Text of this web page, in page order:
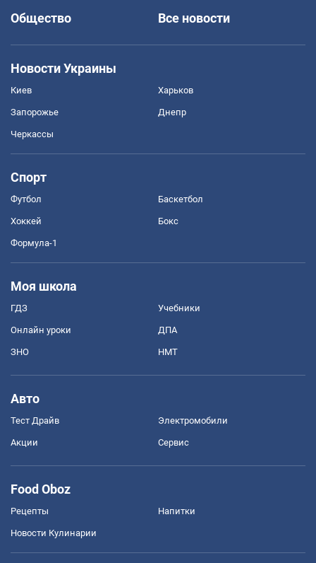
Общество
Все новости
Новости Украины
Киев Харьков
Запорожье Днепр
Черкассы
Спорт
Футбол Баскетбол
Хоккей Бокс
Формула-1
Моя школа
ГДЗ Учебники
Онлайн уроки ДПА
ЗНО НМТ
Авто
Тест Драйв Электромобили
Акции Сервис
Food Oboz
Рецепты Напитки
Новости Кулинарии